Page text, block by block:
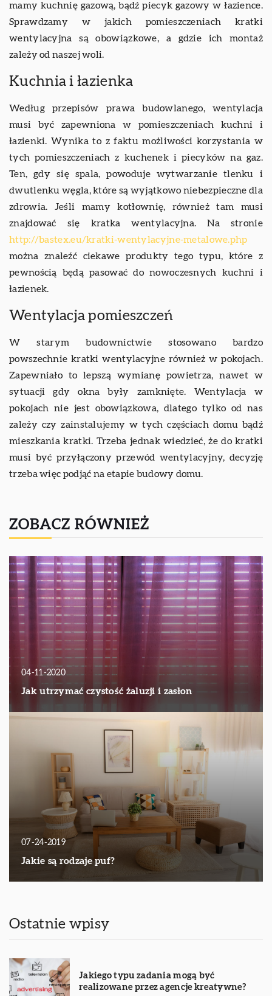
mamy kuchnię gazową, bądź piecyk gazowy w łazience.
Sprawdzamy w jakich pomieszczeniach kratki
wentylacyjna są obowiązkowe, a gdzie ich montaż
zależy od naszej woli.
Kuchnia i łazienka
Według przepisów prawa budowlanego, wentylacja
musi być zapewniona w pomieszczeniach kuchni i
łazienki. Wynika to z faktu możliwości korzystania w
tych pomieszczeniach z kuchenek i piecyków na gaz.
Ten, gdy się spala, powoduje wytwarzanie tlenku i
dwutlenku węgla, które są wyjątkowo niebezpieczne dla
zdrowia. Jeśli mamy kotłownię, również tam musi
znajdować się kratka wentylacyjna. Na stronie
http://bastex.eu/kratki-wentylacyjne-metalowe.php
można znaleźć ciekawe produkty tego typu, które z
pewnością będą pasować do nowoczesnych kuchni i
łazienek.
Wentylacja pomieszczeń
W starym budownictwie stosowano bardzo
powszechnie kratki wentylacyjne również w pokojach.
Zapewniało to lepszą wymianę powietrza, nawet w
sytuacji gdy okna były zamknięte. Wentylacja w
pokojach nie jest obowiązkowa, dlatego tylko od nas
zależy czy zainstalujemy w tych częściach domu bądź
mieszkania kratki. Trzeba jednak wiedzieć, że do kratki
musi być przyłączony przewód wentylacyjny, decyzję
trzeba więc podjąć na etapie budowy domu.
ZOBACZ RÓWNIEŻ
04-11-2020
Jak utrzymać czystość żaluzji i zasłon
07-24-2019
Jakie są rodzaje puf?
Ostatnie wpisy
Jakiego typu zadania mogą być
realizowane przez agencje kreatywne?